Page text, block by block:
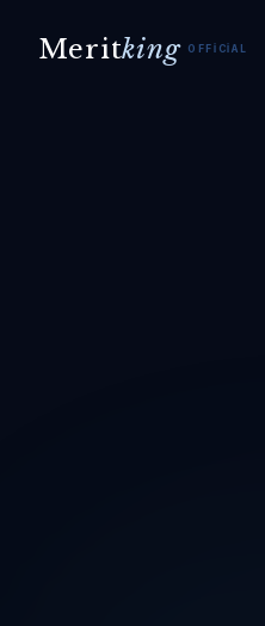
Meritking OFFICIAL